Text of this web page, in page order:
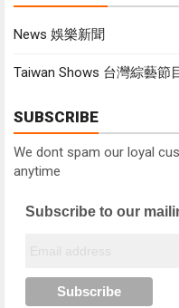
News 娛樂新聞
Taiwan Shows 台灣綜藝節
SUBSCRIBE
We dont spam our loyal
anytime
Subscribe to our